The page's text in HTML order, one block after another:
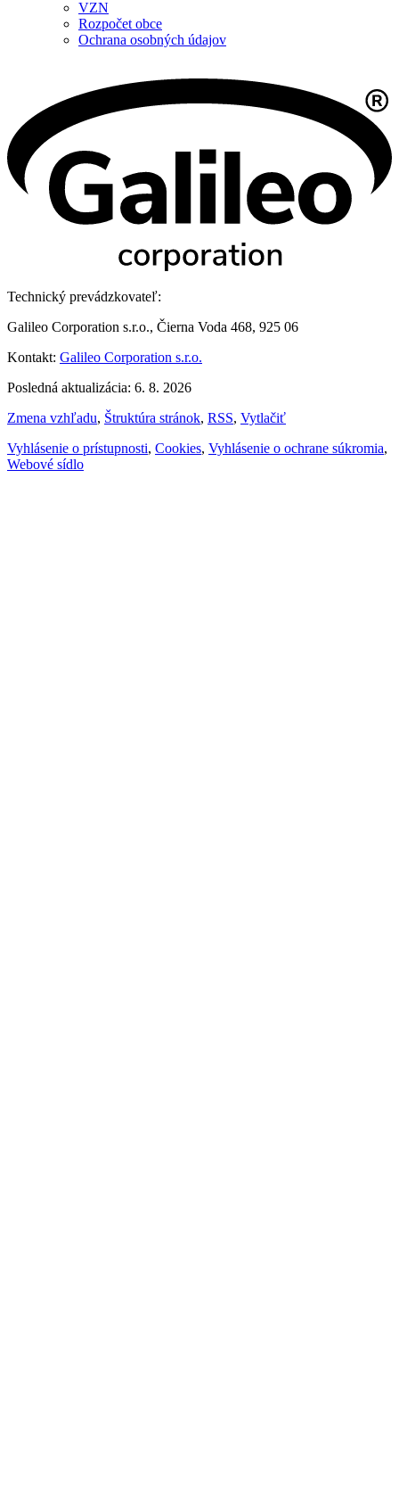
VZN
Rozpočet obce
Ochrana osobných údajov
Technický prevádzkovateľ:
Galileo Corporation s.r.o., Čierna Voda 468, 925 06
Kontakt: Galileo Corporation s.r.o.
Posledná aktualizácia: 6. 8. 2026
Zmena vzhľadu, Štruktúra stránok, RSS, Vytlačiť
Vyhlásenie o prístupnosti, Cookies, Vyhlásenie o ochrane súkromia,
Webové sídlo